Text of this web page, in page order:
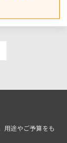
用途やご予算をも